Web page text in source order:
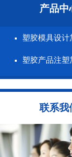
产品中
塑胶模具设计
塑胶产品注塑
联系我